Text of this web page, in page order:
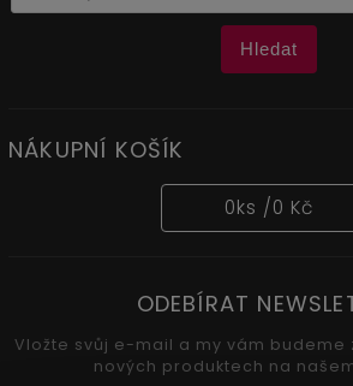
Hledat
NÁKUPNÍ KOŠÍK
0ks /0 Kč
ODEBÍRAT
Vložte svůj e-mail a my vám
nových produktech na